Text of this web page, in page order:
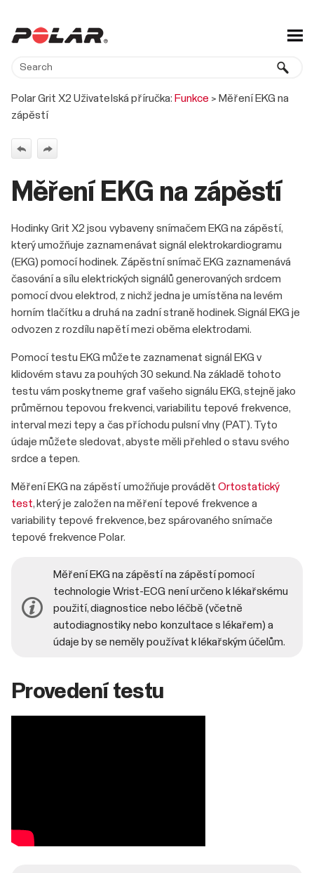
Skip To Main Content
Polar Grit X2 Uživatelská příručka: Funkce > Měření EKG na
zápěstí
Měření EKG na zápěstí
Hodinky Grit X2 jsou vybaveny snímačem EKG na zápěstí,
který umožňuje zaznamenávat signál elektrokardiogramu
(EKG) pomocí hodinek. Zápěstní snímač EKG zaznamenává
časování a sílu elektrických signálů generovaných srdcem
pomocí dvou elektrod, z nichž jedna je umístěna na levém
horním tlačítku a druhá na zadní straně hodinek. Signál EKG je
odvozen z rozdílu napětí mezi oběma elektrodami.
Pomocí testu EKG můžete zaznamenat signál EKG v
klidovém stavu za pouhých 30 sekund. Na základě tohoto
testu vám poskytneme graf vašeho signálu EKG, stejně jako
průměrnou tepovou frekvenci, variabilitu tepové frekvence,
interval mezi tepy a čas příchodu pulsní vlny (PAT). Tyto
údaje můžete sledovat, abyste měli přehled o stavu svého
srdce a tepen.
Měření EKG na zápěstí umožňuje provádět Ortostatický
test, který je založen na měření tepové frekvence a
variability tepové frekvence, bez spárovaného snímače
tepové frekvence Polar.
Měření EKG na zápěstí na zápěstí pomocí
technologie Wrist-ECG není určeno k lékařskému
použití, diagnostice nebo léčbě (včetně
autodiagnostiky nebo konzultace s lékařem) a
údaje by se neměly používat k lékařským účelům.
Provedení testu